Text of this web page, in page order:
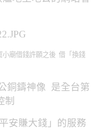
小廟借錢許願之後 借「換錢
銅鑄神像 是全台第
制
安賺大錢」的服務